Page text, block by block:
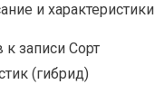
и характеристики
к записи Сорт
(гибрид)